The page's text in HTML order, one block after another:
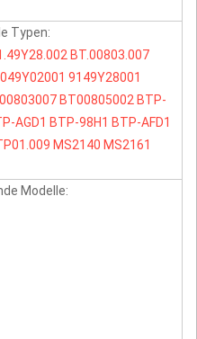
Typen:
BT.00803.007
9149Y28001
BT00805002 BTP-
AGD1 BTP-98H1 BTP-AFD1
MS2140 MS2161
Modelle: